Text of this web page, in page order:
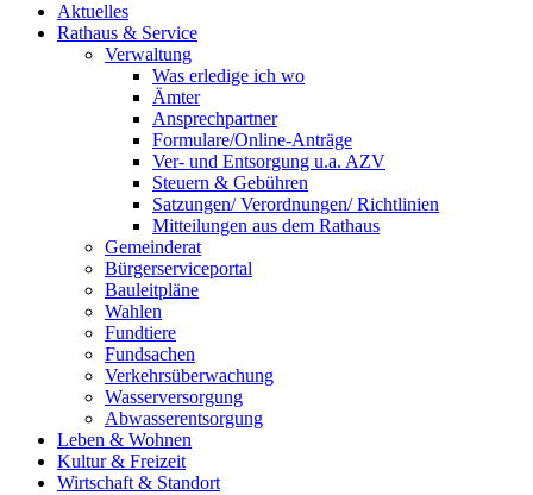
Aktuelles
Rathaus & Service
Verwaltung
Was erledige ich wo
Ämter
Ansprechpartner
Formulare/Online-Anträge
Ver- und Entsorgung u.a. AZV
Steuern & Gebühren
Satzungen/ Verordnungen/ Richtlinien
Mitteilungen aus dem Rathaus
Gemeinderat
Bürgerserviceportal
Bauleitpläne
Wahlen
Fundtiere
Fundsachen
Verkehrsüberwachung
Wasserversorgung
Abwasserentsorgung
Leben & Wohnen
Kultur & Freizeit
Wirtschaft & Standort